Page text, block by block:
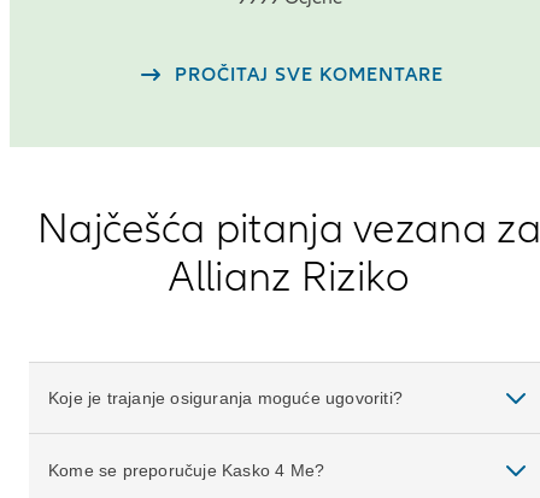
out
PROČITAJ SVE KOMENTARE
Najčešća pitanja vezana za
Allianz Riziko
Koje je trajanje osiguranja moguće ugovoriti?
Kome se preporučuje Kasko 4 Me?